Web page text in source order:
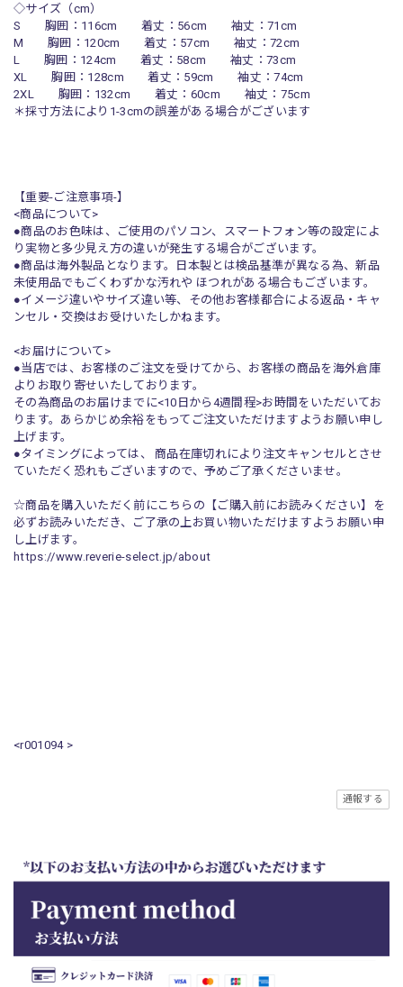
◇サイズ（cm）
S 胸囲：116cm 着丈：56cm 袖丈：71cm
M 胸囲：120cm 着丈：57cm 袖丈：72cm
L 胸囲：124cm 着丈：58cm 袖丈：73cm
XL 胸囲：128cm 着丈：59cm 袖丈：74cm
2XL 胸囲：132cm 着丈：60cm 袖丈：75cm
＊採寸方法により1-3cmの誤差がある場合がございます
【重要-ご注意事項-】
<商品について>
●商品のお色味は、ご使用のパソコン、スマートフォン等の設定によ
り実物と多少見え方の違いが発生する場合がございます。
●商品は海外製品となります。日本製とは検品基準が異なる為、新品
未使用品でもごくわずかな汚れや ほつれがある場合もございます。
●イメージ違いやサイズ違い等、その他お客様都合による返品・キャ
ンセル・交換はお受けいたしかねます。
<お届けについて>
●当店では、お客様のご注文を受けてから、お客様の商品を海外倉庫
よりお取り寄せいたしております。
その為商品のお届けまでに<10日から4週間程>お時間をいただいてお
ります。あらかじめ余裕をもってご注文いただけますようお願い申し
上げます。
●タイミングによっては、 商品在庫切れにより注文キャンセルとさせ
ていただく恐れもございますので、予めご了承くださいませ。
☆商品を購入いただく前にこちらの【ご購入前にお読みください】を
必ずお読みいただき、ご了承の上お買い物いただけますようお願い申
し上げます。
https://www.reverie-select.jp/about
<r001094 >
通報する